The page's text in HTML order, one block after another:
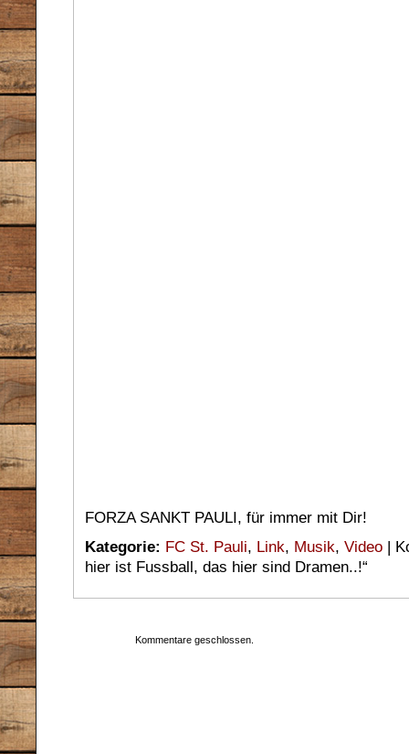
FORZA SANKT PAULI, für immer mit Dir!
Kategorie: FC St. Pauli, Link, Musik, Video |
hier ist Fussball, das hier sind Dramen..!“
Kommentare geschlossen.